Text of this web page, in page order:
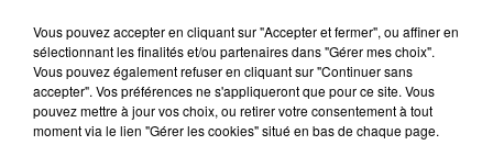
TITRES DIFFUSÉS
2h41
2h41 2h37
2h37 2h34
2h34
Vous pouvez accepter en cliquant sur "Accepter et fermer", ou affiner en
sélectionnant les finalités et/ou partenaires dans "Gérer mes choix".
Vous pouvez également refuser en cliquant sur "Continuer sans
accepter". Vos préférences ne s'appliqueront que pour ce site. Vous
pouvez mettre à jour vos choix, ou retirer votre consentement à tout
moment via le lien "Gérer les cookies" situé en bas de chaque page.